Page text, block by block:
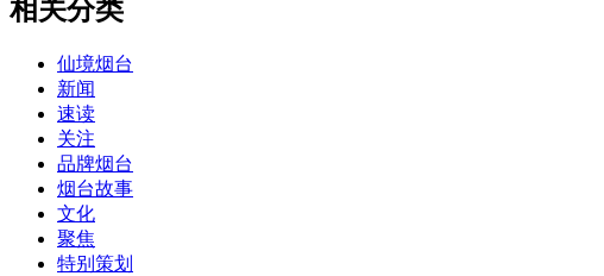
相关分类
仙境烟台
新闻
速读
关注
品牌烟台
烟台故事
文化
聚焦
特别策划